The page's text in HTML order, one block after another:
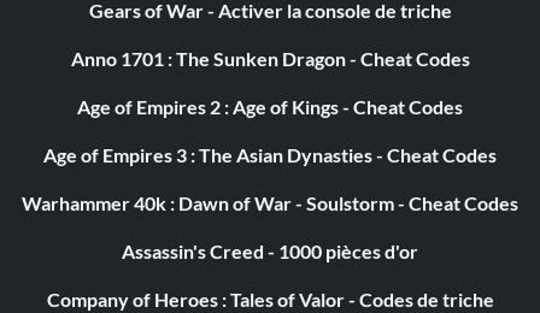
Objectif : Mettre KO l'adversaire avec un coup de pied de
Hall of famer (Silver)
mode carrière.
Gears of War - Activer la console de triche
Anno 1701 : The Sunken Dragon - Cheat Codes
Age of Empires 2 : Age of Kings - Cheat Codes
Age of Empires 3 : The Asian Dynasties - Cheat Codes
Warhammer 40k : Dawn of War - Soulstorm - Cheat Codes
Assassin's Creed - 1000 pièces d'or
Company of Heroes : Tales of Valor - Codes de triche